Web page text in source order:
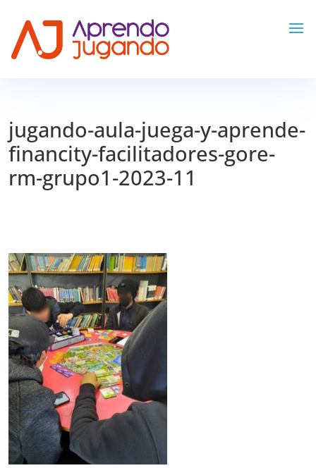
jugando-aula-juega-y-aprende-
financity-facilitadores-gore-
rm-grupo1-2023-11